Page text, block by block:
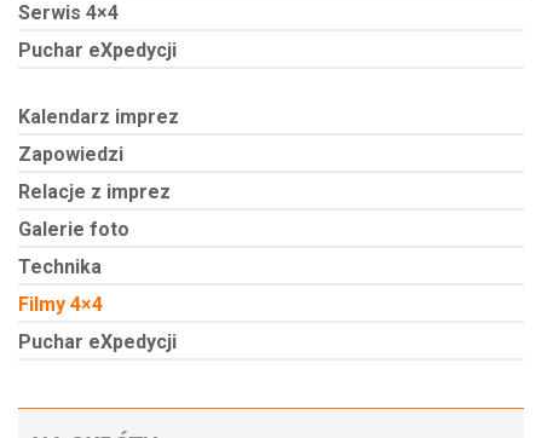
Serwis 4×4
Puchar eXpedycji
Kalendarz imprez
Zapowiedzi
Relacje z imprez
Galerie foto
Technika
Filmy 4×4
Puchar eXpedycji